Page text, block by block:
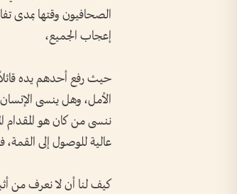
الصحافيون وقتها بمدى
إعجاب الجميع،
حيث رفع أحدهم يده
الأمل، وهل ينسى الإنسان
ننسى من كان هو المقدام
عالية للوصول إلى
كيف لنا أن لا نعرف من